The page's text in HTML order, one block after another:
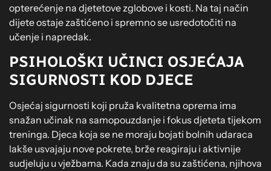
opterećenje na djetetove zglobove i kosti. Na taj način
dijete ostaje zaštićeno i spremno se usredotočiti na
učenje i napredak.
PSIHOLOŠKI UČINCI OSJEĆAJA
SIGURNOSTI KOD DJECE
Osjećaj sigurnosti koji pruža kvalitetna oprema ima
snažan učinak na samopouzdanje i fokus djeteta tijekom
treninga. Djeca koja se ne moraju bojati bolnih udaraca
lakše usvajaju nove pokrete, brže reagiraju i aktivnije
sudjeluju u vježbama. Kada znaju da su zaštićena, njihova